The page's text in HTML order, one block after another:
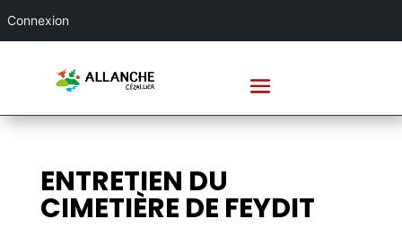
ENTRETIEN DU
CIMETIÈRE DE FEYDIT
Connexion